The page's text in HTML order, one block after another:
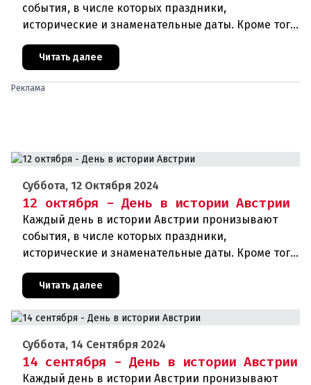
события, в числе которых праздники,
исторические и знаменательные даты. Кроме того
дни рождения различных деятелей Австрии, а
также дни их смерти. Что же прои
Читать далее
Реклама
Суббота, 12 Октября 2024
12 октября - День в истории Австрии
Каждый день в истории Австрии пронизывают
события, в числе которых праздники,
исторические и знаменательные даты. Кроме того,
дни рождения различных деятелей страны, а
также дни их смерти. Что же прои
Читать далее
Суббота, 14 Сентября 2024
14 сентября - День в истории Австрии
Каждый день в истории Австрии пронизывают